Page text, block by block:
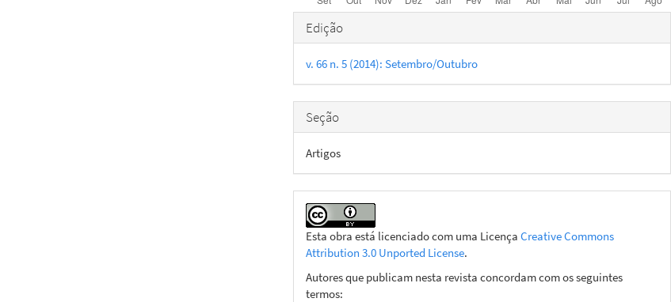
Detalhes
do
artigo
Edição
v. 66 n. 5 (2014): Setembro/Outubro
Seção
Artigos
Esta obra está licenciado com uma LicençaCreative Commons
Attribution 3.0 Unported License.
Autores que publicam nesta revista concordam com os seguintes
termos: